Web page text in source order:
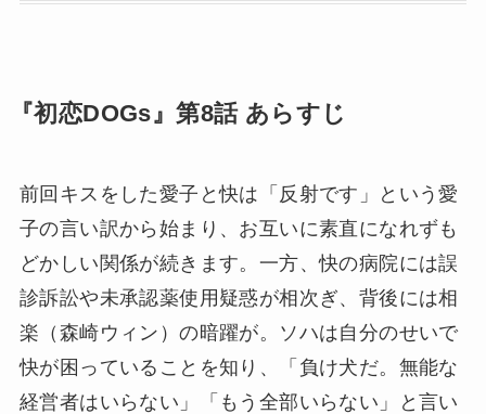
『初恋DOGs』第8話 あらすじ
前回キスをした愛子と快は「反射です」という愛
子の言い訳から始まり、お互いに素直になれずも
どかしい関係が続きます。一方、快の病院には誤
診訴訟や未承認薬使用疑惑が相次ぎ、背後には相
楽（森崎ウィン）の暗躍が。ソハは自分のせいで
快が困っていることを知り、「負け犬だ。無能な
経営者はいらない」「もう全部いらない」と言い